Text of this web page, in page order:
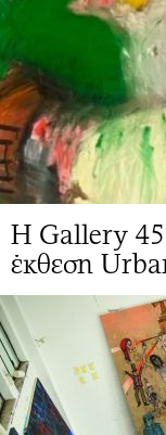
Η Gallery 45
έκθεση